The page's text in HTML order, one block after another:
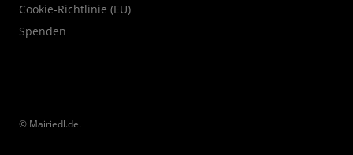
Cookie-Richtlinie (EU)
Spenden
© Mairiedl.de